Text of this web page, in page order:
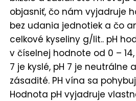
objasniť, čo nám vyjadruje
bez udania jednotiek a čo
celkové kyseliny g/lit.. pH
v číselnej hodnote od 0 –
7 je kyslé, pH 7 je neutrálne
zásadité. PH vína sa
Hodnota pH vyjadruje